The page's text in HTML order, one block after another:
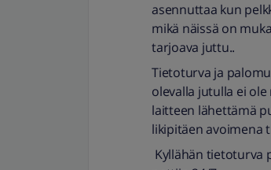
asennuttaa kun
mikä näissä on
tarjoava juttu..
Tietoturva ja
olevalla jutulla ei
laitteen lähettämä
likipitäen avoimena
Kyllähän tietoturva